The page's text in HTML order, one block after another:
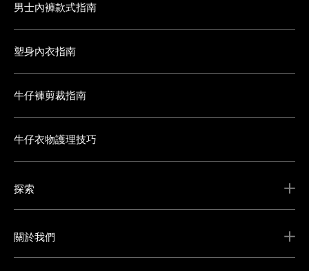
男士內褲款式指南
塑身內衣指南
牛仔褲剪裁指南
牛仔衣物護理技巧
探索
關於我們